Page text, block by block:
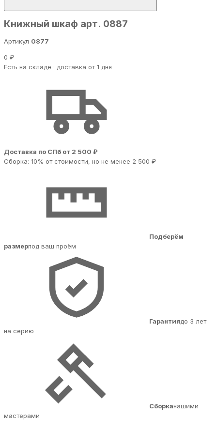
Книжный шкаф арт. 0887
Артикул 0877
0 ₽
Есть на складе · доставка от 1 дня
Доставка по СПб от 2 500 ₽
Сборка: 10% от стоимости, но не менее 2 500 ₽
Подберём
размерпод ваш проём
Гарантиядо 3 лет
на серию
Сборканашими
мастерами